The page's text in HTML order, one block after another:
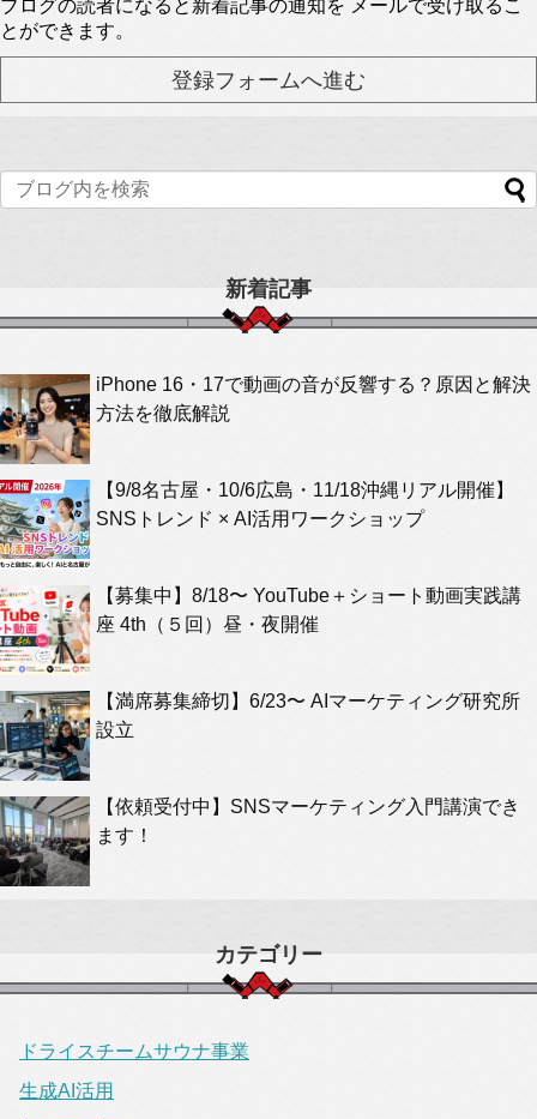
ブログの読者になると新着記事の通知を メールで受け取るこ
とができます。
新着記事
iPhone 16・17で動画の音が反響する？原因と解決
方法を徹底解説
【9/8名古屋・10/6広島・11/18沖縄リアル開催】
SNSトレンド × AI活用ワークショップ
【募集中】8/18〜 YouTube＋ショート動画実践講
座 4th（５回）昼・夜開催
【満席募集締切】6/23〜 AIマーケティング研究所
設立
【依頼受付中】SNSマーケティング入門講演でき
ます！
カテゴリー
ドライスチームサウナ事業
生成AI活用